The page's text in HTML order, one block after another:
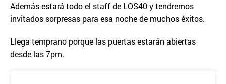
Además estará todo el staff de LOS40 y tendremos
invitados sorpresas para esa noche de muchos éxitos.
Llega temprano porque las puertas estarán abiertas
desde las 7pm.